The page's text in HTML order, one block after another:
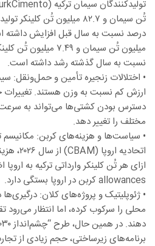
نسبت به سال گذشته رشد داشته است.
• اختلالات زنجیره تأمین و حمل‌ونقل:
ارزش کم نسبت به وزن هستند. تغییرات
دسترس بودن کشتی‌ها می‌تواند به
مختلف را تغییر دهد.
• سیاست‌ها و هزینه‌های کربن: مکانیسم
ازای هر تُن کلینکر وارداتی ترکیه به
allowances کربن در اروپا بستگی دارد.
• ژئوپلیتیک و پروژه‌های کلان: درگیری‌ها
محلی را سرکوب کرده، اما انتظار می‌رود
برنامه‌های زیرساختی، حجم زیادی از